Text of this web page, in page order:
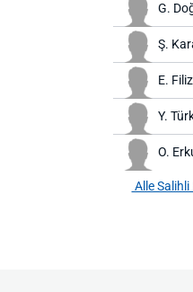
G.
Ş.
E. Filiz
Y.
O.
Alle Salihli